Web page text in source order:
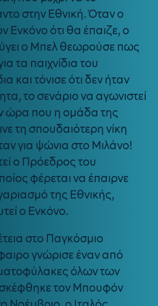
στην Εθνική. Όταν ο
Ενκόνο ότι θα έπαιζε, ο
ο Μπελ θεωρούσε πως
τα παιχνίδια του
και τόνισε ότι δεν ήταν
το σενάριο να αγωνιστεί
ώρα που η ομάδα της
τη σπουδαιότερη νίκη
για ψώνια στο Μιλάνο!
ο Πρόεδρος του
φέρεται να έπαιρνε
της Εθνικής,
ο Ενκόνο.
στο Παγκόσμιο
γνώρισε έναν από
όλων των
τον Μπουφόν